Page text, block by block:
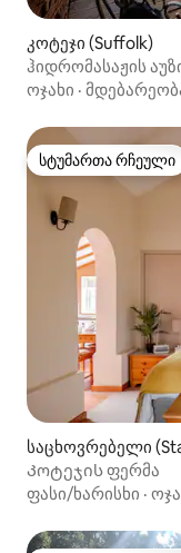
კოტეჯი (Suffolk)
ჰიდრომასაჟის
მასაჟისტი,
ოჯახი ·
სტუმართა რჩეული
სტუმართა რჩეული
საცხოვრებელი
Კოტეჯის ფერმა
ფასი/ხარისხი ·